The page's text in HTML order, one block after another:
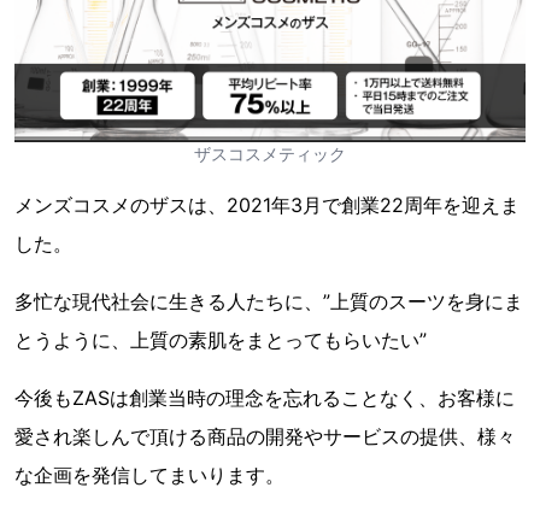
ザスコスメティック
メンズコスメのザスは、2021年3月で創業22周年を迎えま
した。
多忙な現代社会に生きる人たちに、”上質のスーツを身にま
とうように、上質の素肌をまとってもらいたい”
今後もZASは創業当時の理念を忘れることなく、お客様に
愛され楽しんで頂ける商品の開発やサービスの提供、様々
な企画を発信してまいります。